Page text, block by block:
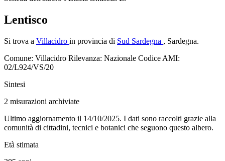
Lentisco
Si trova a Villacidro in provincia di Sud Sardegna , Sardegna.
Comune: Villacidro Rilevanza: Nazionale Codice AMI:
02/L924/VS/20
Sintesi
2 misurazioni archiviate
Ultimo aggiornamento il 14/10/2025. I dati sono raccolti grazie alla
comunità di cittadini, tecnici e botanici che seguono questo albero.
Età stimata